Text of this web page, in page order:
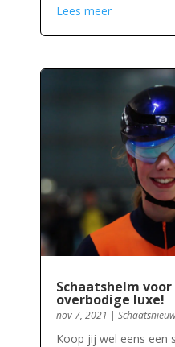
Lees meer
Schaatshelm
overbodige luxe!
nov 7, 2021 |
Koop jij wel eens een